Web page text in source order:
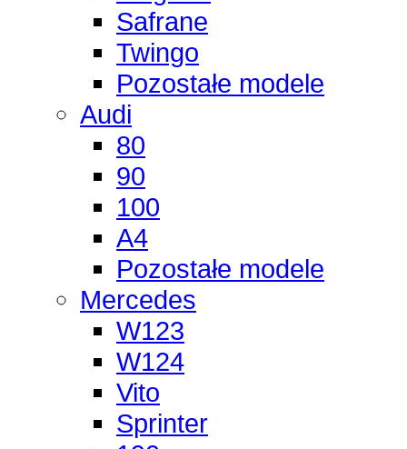
Safrane
Twingo
Pozostałe modele
Audi
80
90
100
A4
Pozostałe modele
Mercedes
W123
W124
Vito
Sprinter